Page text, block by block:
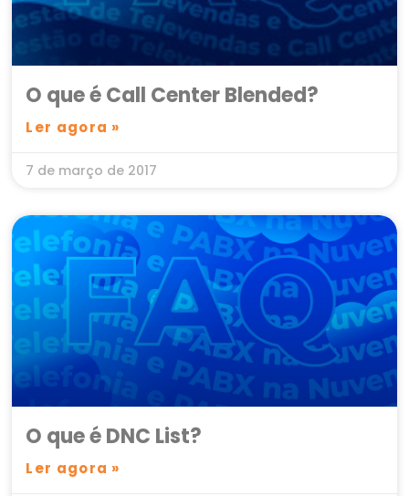
O que é Call Center Blended?
Ler agora »
7 de março de 2017
O que é DNC List?
Ler agora »